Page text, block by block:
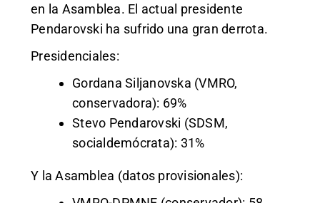
en la Asamblea. El actual presidente
Pendarovski ha sufrido una gran derrota.
Presidenciales:
Gordana Siljanovska (VMRO,
conservadora): 69%
Stevo Pendarovski (SDSM,
socialdemócrata): 31%
Y la Asamblea (datos provisionales):